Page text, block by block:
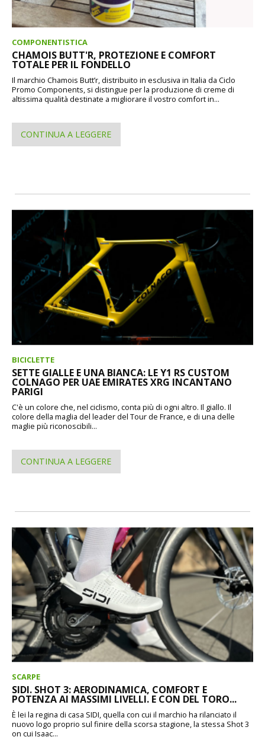
COMPONENTISTICA
CHAMOIS BUTT'R, PROTEZIONE E COMFORT
TOTALE PER IL FONDELLO
Il marchio Chamois Butt’r, distribuito in esclusiva in Italia da Ciclo
Promo Components, si distingue per la produzione di creme di
altissima qualità destinate a migliorare il vostro comfort in...
CONTINUA A LEGGERE
BICICLETTE
SETTE GIALLE E UNA BIANCA: LE Y1 RS CUSTOM
COLNAGO PER UAE EMIRATES XRG INCANTANO
PARIGI
C'è un colore che, nel ciclismo, conta più di ogni altro. Il giallo. Il
colore della maglia del leader del Tour de France, e di una delle
maglie più riconoscibili...
CONTINUA A LEGGERE
SCARPE
SIDI. SHOT 3: AERODINAMICA, COMFORT E
POTENZA AI MASSIMI LIVELLI. E CON DEL TORO...
È lei la regina di casa SIDI, quella con cui il marchio ha rilanciato il
nuovo logo proprio sul finire della scorsa stagione, la stessa Shot 3
on cui Isaac...